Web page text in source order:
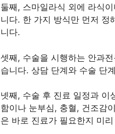
둘째, 스마일라식 외에 라식
니다. 한 가지 방식만 먼저 정
니다.
셋째, 수술을 시행하는 안과
습니다. 상담 단계와 수술 단
넷째, 수술 후 진료 일정과 이
함이나 눈부심, 충혈, 건조감
은 바로 진료가 필요한지 미